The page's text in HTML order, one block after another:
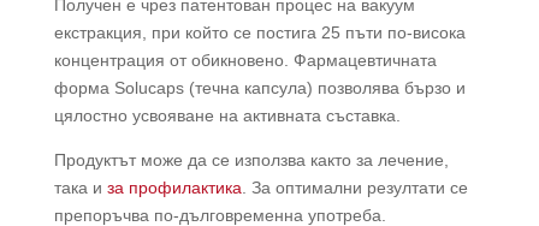
Получен е чрез патентован процес на вакуум
екстракция, при който се постига 25 пъти по-висока
концентрация от обикновено. Фармацевтичната
форма Solucaps (течна капсула) позволява бързо и
цялостно усвояване на активната съставка.
Продуктът може да се използва както за лечение,
така и за профилактика . За оптимални резултати се
препоръчва по-дълговременна употреба.